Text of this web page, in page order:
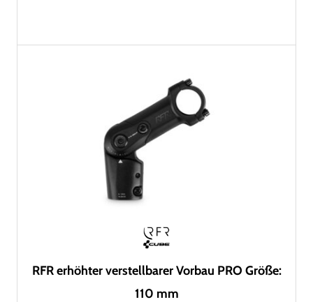
RFR erhöhter verstellbarer Vorbau PRO Größe:
110 mm